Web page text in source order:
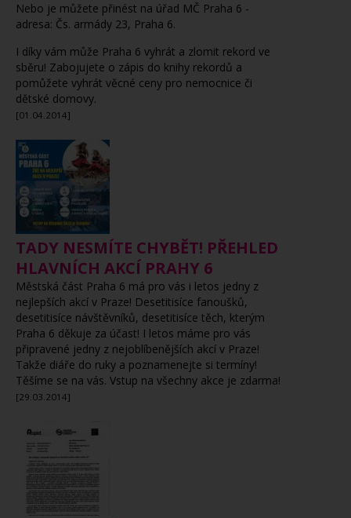
Nebo je můžete přinést na úřad MČ Praha 6 -
adresa: Čs. armády 23, Praha 6.
I díky vám může Praha 6 vyhrát a zlomit rekord ve
sběru! Zabojujete o zápis do knihy rekordů a
pomůžete vyhrát věcné ceny pro nemocnice či
dětské domovy.
[01.04.2014]
TADY NESMÍTE CHYBĚT! PŘEHLED
HLAVNÍCH AKCÍ PRAHY 6
Městská část Praha 6 má pro vás i letos jedny z
nejlepších akcí v Praze! Desetitisíce fanoušků,
desetitisíce návštěvníků, desetitisíce těch, kterým
Praha 6 děkuje za účast! I letos máme pro vás
připravené jedny z nejoblíbenějších akcí v Praze!
Takže diáře do ruky a poznamenejte si termíny!
Těšíme se na vás. Vstup na všechny akce je zdarma!
[29.03.2014]